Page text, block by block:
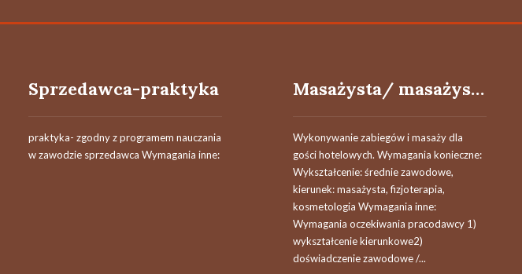
Sprzedawca-praktyka
praktyka- zgodny z programem nauczania
w zawodzie sprzedawca Wymagania inne:
Masażysta/ masażystka, fizjoterapeuta/ fizjoterapeutka, kosmetolog/ kosmetolożka
Wykonywanie zabiegów i masaży dla
gości hotelowych. Wymagania konieczne:
Wykształcenie: średnie zawodowe,
kierunek: masażysta, fizjoterapia,
kosmetologia Wymagania inne:
Wymagania oczekiwania pracodawcy 1)
wykształcenie kierunkowe2)
doświadczenie zawodowe /...